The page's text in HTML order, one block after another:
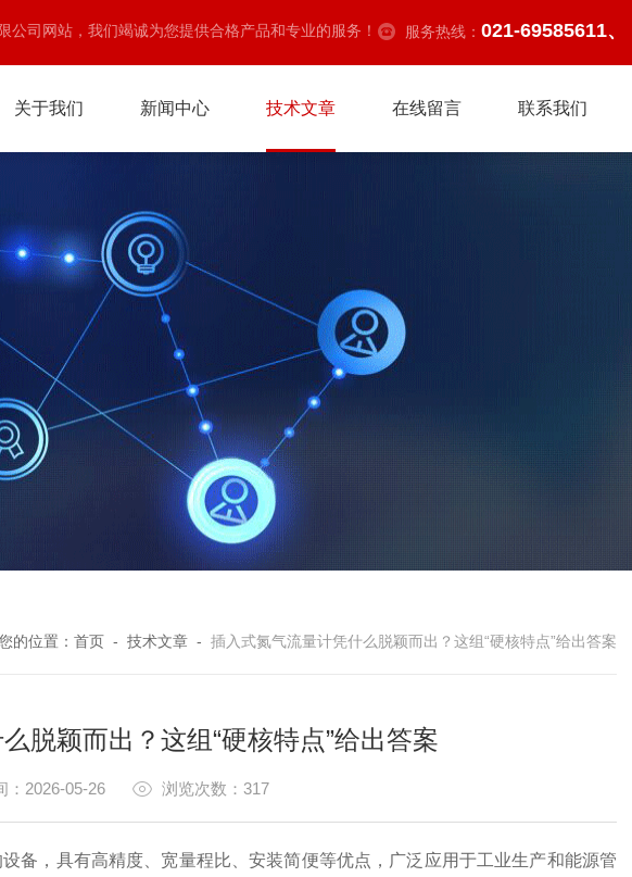
公司网站，我们竭诚为您提供合格产品和专业的服务！ 服务热线： 021-69585611、
关于我们 新闻中心 技术文章 在线留言 联系我们
的位置： 首页 - 技术文章 - 插入式氮气流量计凭什么脱颖而出？这组“硬核特点”给出答案
脱颖而出？这组“硬核特点”给出答案
：2026-05-26 浏览次数：317
备，具有高精度、宽量程比、安装简便等优点，广泛应用于工业生产和能源管